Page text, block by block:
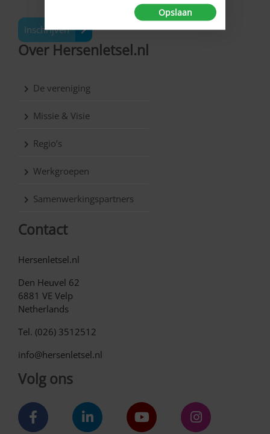
Inschrijven
Over Hersenletsel.nl
De vereniging
Missie & Visie
Regio’s
Werkgroepen
Samenwerkingspartners
Contact
Hersenletsel.nl
Den Heuvel 62
6881 VE Velp
Netherlands
Tel. (026) 3512512
info@hersenletsel.nl
Volg ons
Opslaan